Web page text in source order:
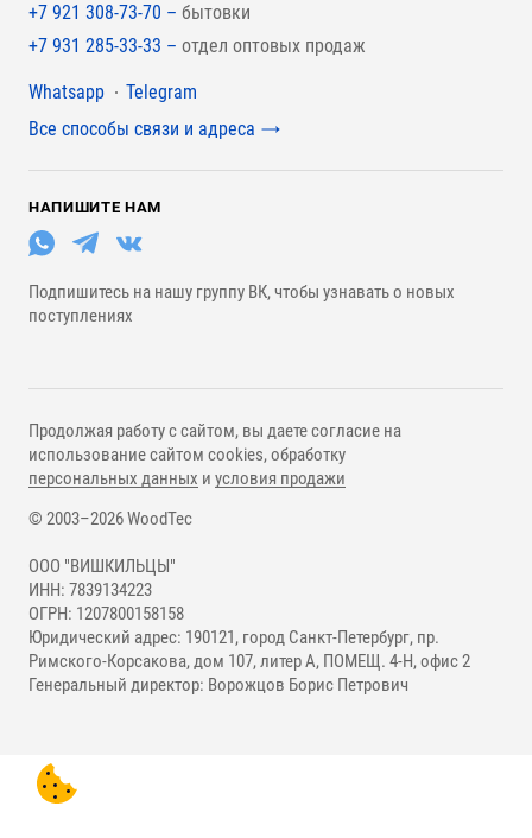
+7 921 308-73-70 – бытовки
+7 931 285-33-33 – отдел оптовых продаж
Мессенджеры
Whatsapp
Telegram
Все способы связи и адреса
НАПИШИТЕ НАМ
Подпишитесь на нашу группу ВК, чтобы узнавать о новых
поступлениях
© 2003–2026 WoodTec
ООО "ВИШКИЛЬЦЫ"
ИНН: 7839134223
ОГРН: 1207800158158
Юридический адрес: 190121, город Санкт-Петербург, пр.
Римского-Корсакова, дом 107, литер А, ПОМЕЩ. 4-Н, офис 2
Генеральный директор: Ворожцов Борис Петрович
Продолжая работу с сайтом, вы даете согласие на
использование сайтом cookies, обработку
персональных данных и условия продажи